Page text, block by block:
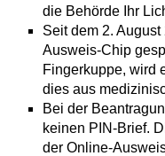
die Behörde Ihr
Seit dem 2.
Ausweis-Chip
Fingerkuppe, wird
dies aus
Bei der
keinen PIN-Brief.
der Online-